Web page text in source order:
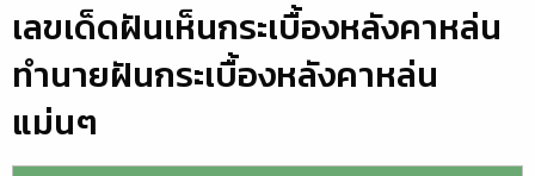
เลขเด็ดฝันเห็นกระเบื้องหลังคาหล่น
ทำนายฝันกระเบื้องหลังคาหล่น
แม่นๆ